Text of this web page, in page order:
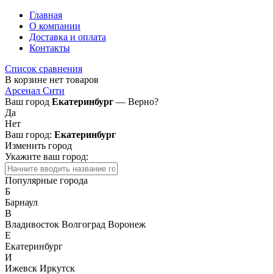
Главная
О компании
Доставка и оплата
Контакты
Список сравнения
В корзине нет товаров
Арсенал Сити
Ваш город Екатеринбург — Верно?
Да
Нет
Ваш город: Екатеринбург
Изменить город
Укажите ваш город:
Популярные города
Б
Барнаул
В
Владивосток Волгоград Воронеж
Е
Екатеринбург
И
Ижевск Иркутск